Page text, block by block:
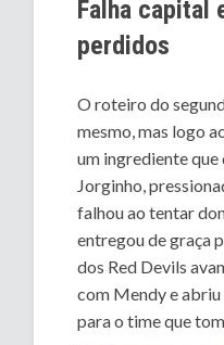
Falha capital
perdidos
O roteiro do
mesmo, mas logo
um ingrediente
Jorginho,
falhou ao tentar
entregou de graça
dos Red Devils
com Mendy e
para o time que